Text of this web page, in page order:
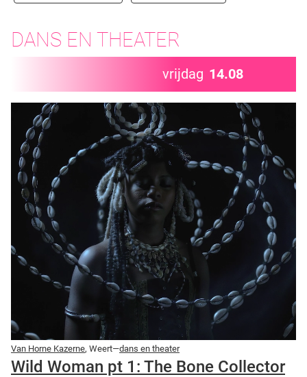
DANS EN THEATER
vrijdag 14.08
Van Horne Kazerne, Weert—dans en theater
Wild Woman pt 1: The Bone Collector